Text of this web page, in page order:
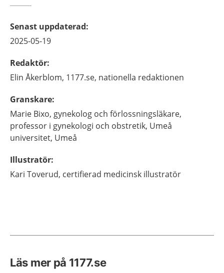
Senast uppdaterad:
2025-05-19
Redaktör:
Elin Åkerblom, 1177.se, nationella redaktionen
Granskare:
Marie Bixo, gynekolog och förlossningsläkare,
professor i gynekologi och obstretik, Umeå
universitet, Umeå
Illustratör:
Kari Toverud, certifierad medicinsk illustratör
Läs mer på 1177.se